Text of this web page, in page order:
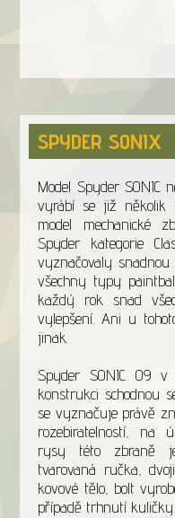
SPYDER SONIX
Model Spyder SONIC
vyrábí se již několik
model mechanické
Spyder kategorie
vyznačovaly snadnou
všechny typy
každý rok snad
vylepšení. Ani u
jinak.
Spyder SONIC 09
konstrukci schodnou
se vyznačuje právě
rozebiratelností, na
rysy této zbraně
tvarovaná ručka,
kovové tělo, bolt
případě trhnutí kuličky.